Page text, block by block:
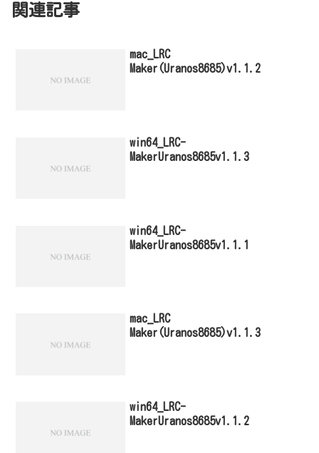
関連記事
mac_LRC
Maker(Uranos8685)v1.1.2
win64_LRC-
MakerUranos8685v1.1.3
win64_LRC-
MakerUranos8685v1.1.1
mac_LRC
Maker(Uranos8685)v1.1.3
win64_LRC-
MakerUranos8685v1.1.2